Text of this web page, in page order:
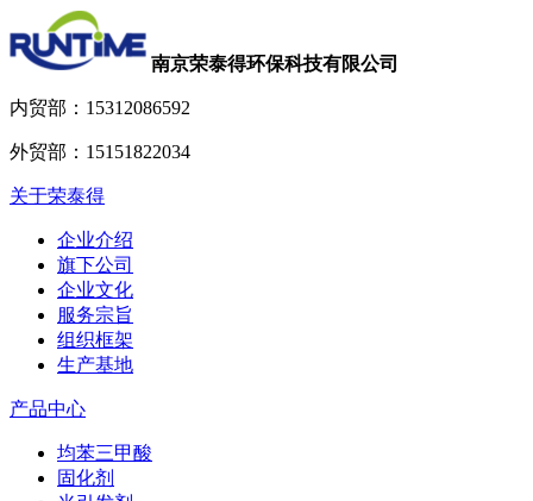
南京荣泰得环保科技有限公司
内贸部： 15312086592
外贸部： 15151822034
关于荣泰得
企业介绍
旗下公司
企业文化
服务宗旨
组织框架
生产基地
产品中心
均苯三甲酸
固化剂